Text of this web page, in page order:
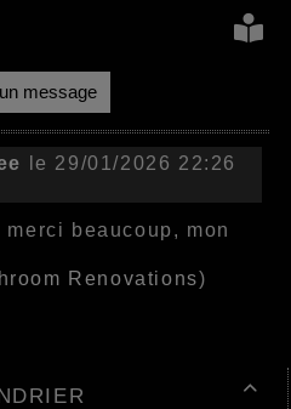

message
le 29/01/2026 22:26
beaucoup, mon
Renovations)